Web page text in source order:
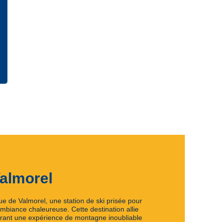
de Valmorel, une station de ski prisée pour
chaleureuse. Cette destination allie
une expérience de montagne inoubliable